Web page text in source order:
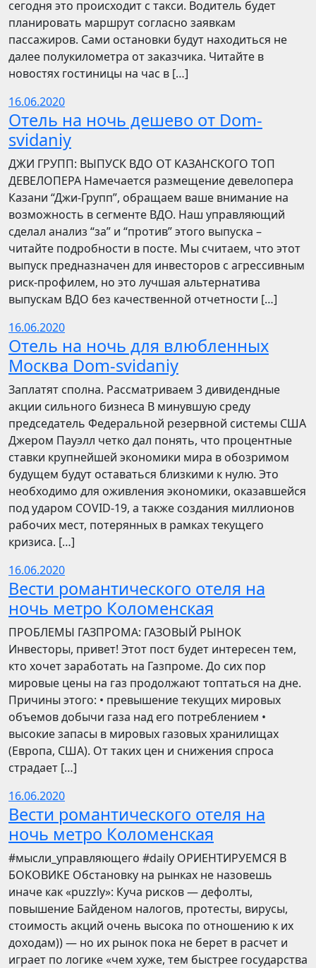
сегодня это происходит с такси. Водитель будет
планировать маршрут согласно заявкам
пассажиров. Сами остановки будут находиться не
далее полукилометра от заказчика. Читайте в
новостях гостиницы на час в […]
16.06.2020
Отель на ночь дешево от Dom-
svidaniy
​​ДЖИ ГРУПП: ВЫПУСК ВДО ОТ КАЗАНСКОГО ТОП
ДЕВЕЛОПЕРА Намечается размещение девелопера
Казани “Джи-Групп”, обращаем ваше внимание на
возможность в сегменте ВДО. Наш управляющий
сделал анализ “за” и “против” этого выпуска –
читайте подробности в посте. Мы считаем, что этот
выпуск предназначен для инвесторов с агрессивным
риск-профилем, но это лучшая альтернатива
выпускам ВДО без качественной отчетности […]
16.06.2020
Отель на ночь для влюбленных
Москва Dom-svidaniy
Заплатят сполна. Рассматриваем 3 дивидендные
акции сильного бизнеса В минувшую среду
председатель Федеральной резервной системы США
Джером Пауэлл четко дал понять, что процентные
ставки крупнейшей экономики мира в обозримом
будущем будут оставаться близкими к нулю. Это
необходимо для оживления экономики, оказавшейся
под ударом COVID-19, а также создания миллионов
рабочих мест, потерянных в рамках текущего
кризиса. […]
16.06.2020
Вести романтического отеля на
ночь метро Коломенская
ПРОБЛЕМЫ ГАЗПРОМА: ГАЗОВЫЙ РЫНОК
Инвесторы, привет! Этот пост будет интересен тем,
кто хочет заработать на Газпроме. До сих пор
мировые цены на газ продолжают топтаться на дне.
Причины этого: • превышение текущих мировых
объемов добычи газа над его потреблением •
высокие запасы в мировых газовых хранилищах
(Европа, США). От таких цен и снижения спроса
страдает […]
16.06.2020
Вести романтического отеля на
ночь метро Коломенская
​​#мысли_управляющего #daily ОРИЕНТИРУЕМСЯ В
БОКОВИКЕ Обстановку на рынках не назовешь
иначе как «puzzly»: Куча рисков — дефолты,
повышение Байденом налогов, протесты, вирусы,
стоимость акций очень высока по отношению к их
доходам)) — но их рынок пока не берет в расчет и
играет по логике «чем хуже, тем быстрее государства